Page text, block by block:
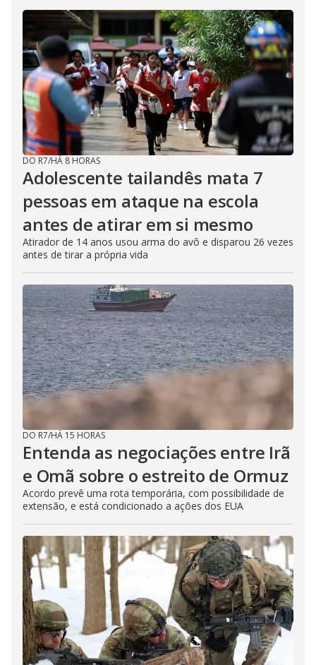
DO R7/HÁ 8 HORAS
Adolescente tailandês mata 7
pessoas em ataque na escola
antes de atirar em si mesmo
Atirador de 14 anos usou arma do avô e disparou 26 vezes
antes de tirar a própria vida
DO R7/HÁ 15 HORAS
Entenda as negociações entre Irã
e Omã sobre o estreito de Ormuz
Acordo prevê uma rota temporária, com possibilidade de
extensão, e está condicionado a ações dos EUA